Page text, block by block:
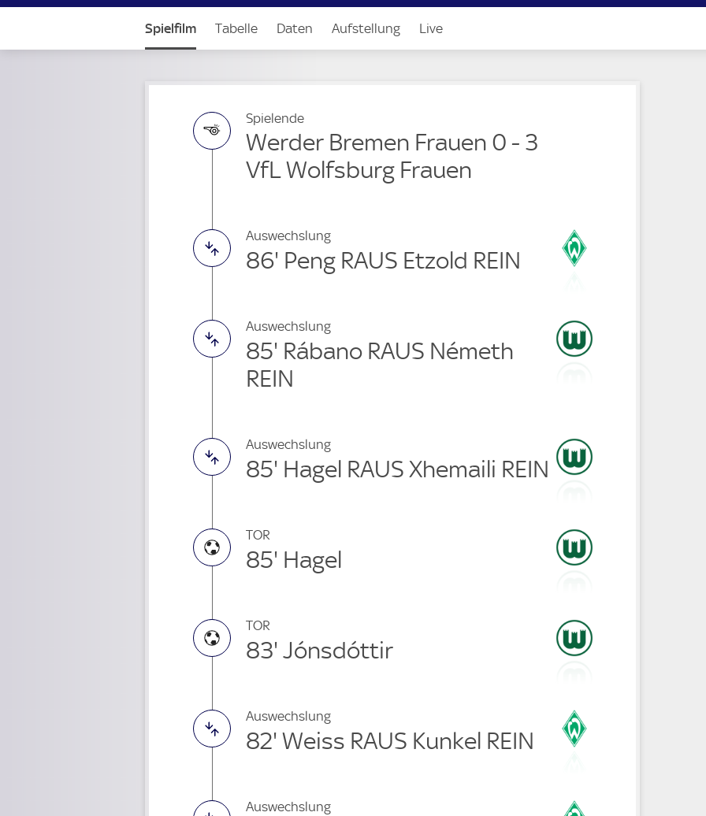
n
u
n
n
Spielfilm Tabelle Daten Aufstellung Live
Spielende
Werder Bremen Frauen 0 - 3
VfL Wolfsburg Frauen
Auswechslung
86' Peng RAUS Etzold REIN
Auswechslung
85' Rábano RAUS Németh
REIN
Auswechslung
85' Hagel RAUS Xhemaili REIN
TOR
85' Hagel
TOR
83' Jónsdóttir
Auswechslung
82' Weiss RAUS Kunkel REIN
Auswechslung